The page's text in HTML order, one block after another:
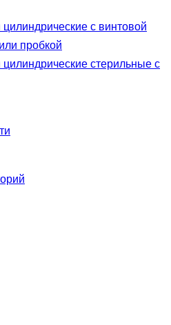
с винтовой
пробкой
цилиндрические стерильные с